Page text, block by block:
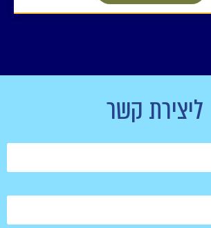
ליצירת קשר